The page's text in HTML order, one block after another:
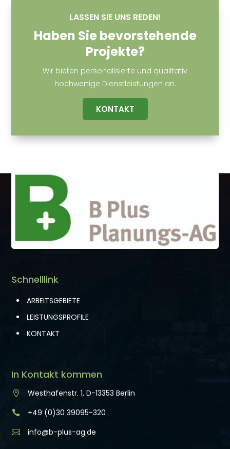
LASSEN SIE UNS REDEN!
Wir bieten personalisierte und qualitativ
hochwertige Dienstleistungen an.
Haben Sie bevorstehende
Projekte?
KONTAKT
Schnelllink
ARBEITSGEBIETE
LEISTUNGSPROFILE
KONTAKT
In Kontakt kommen
 Westhafenstr. 1, D-13353 Berlin
 +49 (0)30 39095-320
 info@b-plus-ag.de